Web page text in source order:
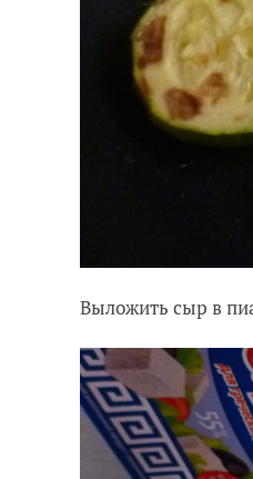
Выложить сыр в